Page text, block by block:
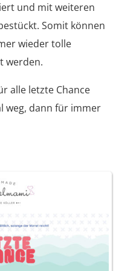
und mit weiteren
Somit können
wieder tolle
werden.
alle letzte Chance
weg, dann für immer